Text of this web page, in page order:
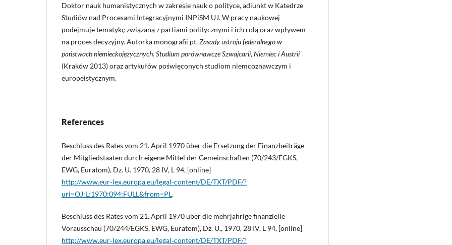
Doktor nauk humanistycznych w zakresie nauk o polityce, adiunkt w Katedrze
Studiów nad Procesami Integracyjnymi INPiSM UJ. W pracy naukowej
podejmuje tematykę związaną z partiami politycznymi i ich rolą oraz wpływem
na proces decyzyjny. Autorka monografii pt.Zasady ustroju federalnego w
państwach niemieckojęzycznych. Studium porównawcze Szwajcarii, Niemiec i Austrii
(Kraków 2013) oraz artykułów poświęconych studiom niemcoznawczym i
europeistycznym.
References
Beschluss des Rates vom 21. April 1970 über die Ersetzung der Finanzbeiträge
der Mitgliedstaaten durch eigene Mittel der Gemeinschaften (70/243/EGKS,
EWG, Euratom), Dz. U. 1970, 28 IV, L 94, [online]
http://www.eur‑lex.europa.eu/legal‑content/DE/TXT/PDF/?
uri=OJ:L:1970:094:FULL&from=PL.
Beschluss des Rates vom 21. April 1970 über die mehrjährige finanzielle
Vorausschau (70/244/EGKS, EWG, Euratom), Dz. U., 1970, 28 IV, L 94, [online]
http://www.eur‑lex.europa.eu/legal‑content/DE/TXT/PDF/?